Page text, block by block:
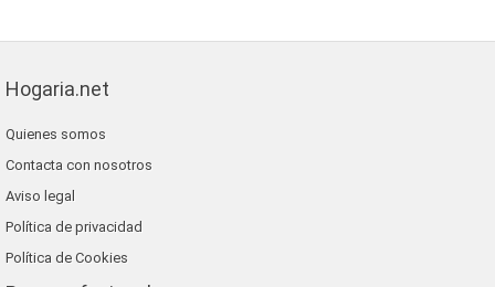
Hogaria.net
Quienes somos
Contacta con nosotros
Aviso legal
Política de privacidad
Política de Cookies